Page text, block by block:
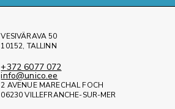
VESIVÄRAVA 50
10152, TALLINN
+372 6077 072
info@unico.ee
2 AVENUE MARECHAL FOCH
06230 VILLEFRANCHE-SUR-MER